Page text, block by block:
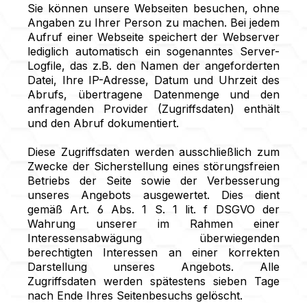
Sie können unsere Webseiten besuchen, ohne
Angaben zu Ihrer Person zu machen. Bei jedem
Aufruf einer Webseite speichert der Webserver
lediglich automatisch ein sogenanntes Server-
Logfile, das z.B. den Namen der angeforderten
Datei, Ihre IP-Adresse, Datum und Uhrzeit des
Abrufs, übertragene Datenmenge und den
anfragenden Provider (Zugriffsdaten) enthält
und den Abruf dokumentiert.
Diese Zugriffsdaten werden ausschließlich zum
Zwecke der Sicherstellung eines störungsfreien
Betriebs der Seite sowie der Verbesserung
unseres Angebots ausgewertet. Dies dient
gemäß Art. 6 Abs. 1 S. 1 lit. f DSGVO der
Wahrung unserer im Rahmen einer
Interessensabwägung überwiegenden
berechtigten Interessen an einer korrekten
Darstellung unseres Angebots. Alle
Zugriffsdaten werden spätestens sieben Tage
nach Ende Ihres Seitenbesuchs gelöscht.